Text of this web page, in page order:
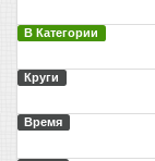
В Категории
Круги
Время